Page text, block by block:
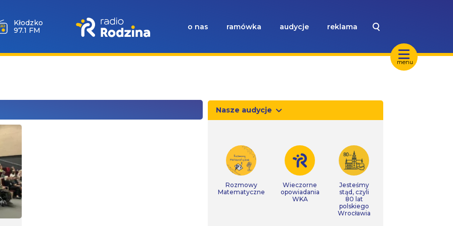
menu
Kłodzko
97.1 FM
o nas ramówka audycje reklama
Nasze audycje
Rozmowy
Matematyczne
Wieczorne
opowiadania
WKA
Jesteśmy
stąd, czyli
80 lat
polskiego
Wrocławia